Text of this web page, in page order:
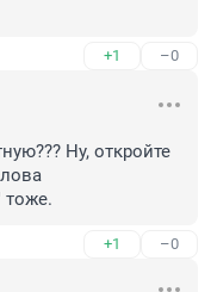
+1 –0
Ну, откройте
тоже.
+1 –0